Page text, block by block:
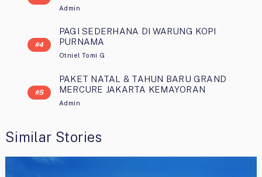
Admin
PAGI SEDERHANA DI WARUNG KOPI
PURNAMA
Otniel Tomi G
PAKET NATAL & TAHUN BARU GRAND
MERCURE JAKARTA KEMAYORAN
Admin
Similar Stories